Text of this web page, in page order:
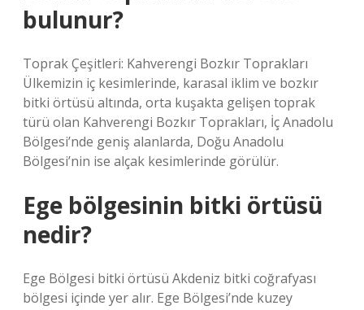
bulunur?
Toprak Çeşitleri: Kahverengi Bozkır Toprakları
Ülkemizin iç kesimlerinde, karasal iklim ve bozkır
bitki örtüsü altında, orta kuşakta gelişen toprak
türü olan Kahverengi Bozkır Toprakları, İç Anadolu
Bölgesi’nde geniş alanlarda, Doğu Anadolu
Bölgesi’nin ise alçak kesimlerinde görülür.
Ege bölgesinin bitki örtüsü
nedir?
Ege Bölgesi bitki örtüsü Akdeniz bitki coğrafyası
bölgesi içinde yer alır. Ege Bölgesi’nde kuzey